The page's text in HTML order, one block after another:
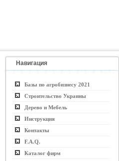
Навигация
Базы по агробизнесу 2021
Строительство Украины
Дерево и Мебель
Инструкция
Контакты
F.A.Q.
Каталог фирм